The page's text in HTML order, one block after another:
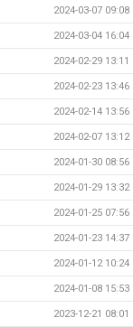
2024-03-07 09:08
2024-03-04 16:04
2024-02-29 13:11
2024-02-23 13:46
2024-02-14 13:56
2024-02-07 13:12
2024-01-30 08:56
2024-01-29 13:32
2024-01-25 07:56
2024-01-23 14:37
2024-01-12 10:24
2024-01-08 15:53
2023-12-21 08:01